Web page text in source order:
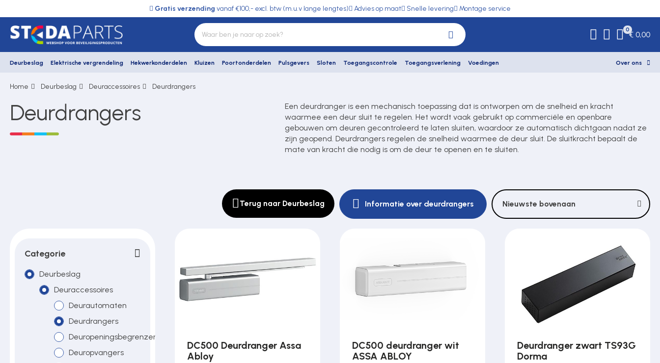
Gratis verzending vanaf €100,- excl. btw (m.u.v lange lengtes) Advies op maat Snelle levering Montage service
0
€ 0,00
Deurbeslag Elektrische vergrendeling Hekwerkonderdelen Kluizen Poortonderdelen Pulsgevers Sloten Toegangscontrole Toegangsverlening Voedingen Over ons
Deurbeslag
Elektrische vergrendeling
Pulsgevers
Toegangscontrole
Home Deurbeslag Deuraccessoires Deurdrangers
Deurdrangers
Een deurdranger is een mechanisch toepassing dat is ontworpen om de snelheid en kracht
waarmee een deur sluit te regelen. Het wordt vaak gebruikt op commerciële en openbare
gebouwen om deuren gecontroleerd te laten sluiten, waardoor ze automatisch dichtgaan nadat ze
zijn geopend. Deurdrangers regelen de snelheid waarmee de deur sluit. De sluitkracht bepaalt de
mate van kracht die nodig is om de deur te openen en te sluiten.
Terug naar Deurbeslag Informatie over deurdrangers Nieuwste bovenaan
Categorie
Deurbeslag
Deuraccessoires
Deurautomaten
Deurdrangers
Deuropeningsbegrenzers
Deuropvangers
DC500 Deurdranger Assa
Abloy
DC500 deurdranger wit
ASSA ABLOY
Deurdranger zwart TS93G
Dorma